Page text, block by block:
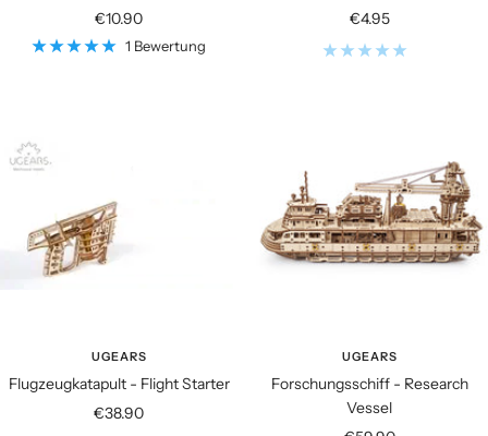
Angebotspreis
€10.90
1 Bewertung
Angebotspreis
€4.95
UGEARS
Flugzeugkatapult - Flight Starter
Angebotspreis
€38.90
UGEARS
Forschungsschiff - Research
Vessel